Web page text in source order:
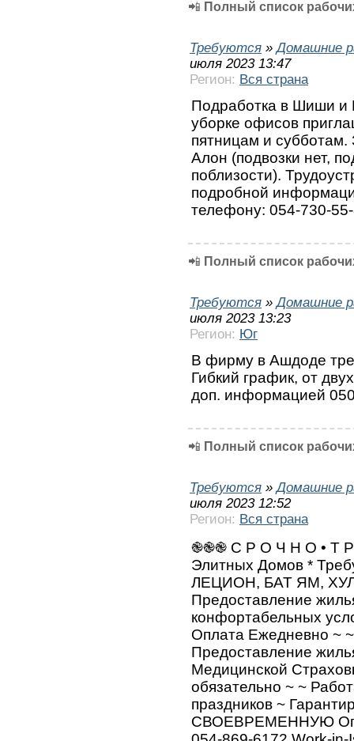
📲 Полный список
Требуются »Домашние
июля 2023 13:47
Регион: Вся страна
Подработка в Шиши и
убoрке oфисов
пятницам и
Алон (подвозки нет,
поблизости).
подробной
телефону: 054-730-
📲 Полный список
Требуются »Домашние
июля 2023 13:23
Регион: Юг
В фирму в Ашдоде
Гибкий график, от
доп. информацией
📲 Полный список
Требуются »Домашние
июля 2023 12:52
Регион: Вся страна
֎֎֎ С Р О Ч Н О • Т
Элитных Домов *
ЛЕЦИОН, БАТ ЯМ,
Предоставление
конфортабельных
Оплата Ежедневно ~
Предоставление
Медицинской
обязательно ~ ~
праздников ~
СВОЕВРЕМЕННУЮ